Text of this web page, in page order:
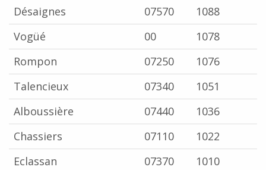
Désaignes
07570
1088
Vogüé
00
1078
Rompon
07250
1076
Talencieux
07340
1051
Alboussière
07440
1036
Chassiers
07110
1022
Eclassan
07370
1010